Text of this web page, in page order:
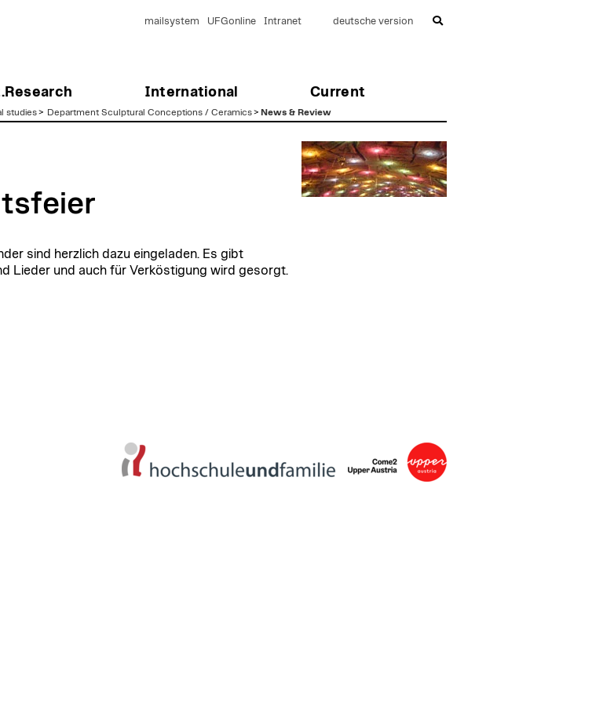
International Current
mailsystem UFGonline Intranet deutsche version
studies> Department Sculptural Conceptions / Ceramics> News & Review
sind herzlich dazu eingeladen. Es gibt
Lieder und auch für Verköstigung wird gesorgt.